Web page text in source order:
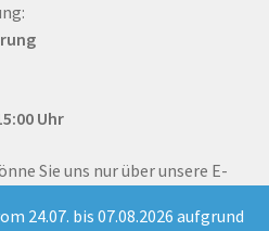
24.07. bis 07.08.2026 aufgrund
Uhr
Sie uns nur über unsere E-